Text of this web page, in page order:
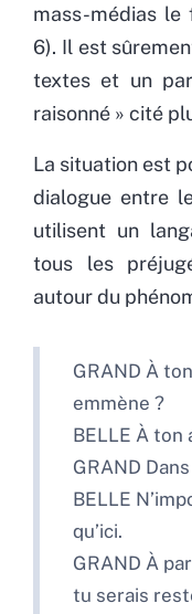
mass-médias le
6). Il est
textes et un
raisonné » cité
La situation est
dialogue entre
utilisent un
tous les
autour du
GRAND À
emmène ?
BELLE À ton
GRAND
BELLE
qu’ici.
GRAND À
tu serais